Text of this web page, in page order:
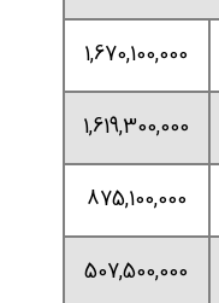
1,670,100,000
1,619,300,000
875,100,000
507,500,000